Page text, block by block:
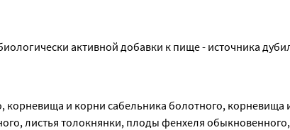
активной добавки к пище - источника
корневища и корни сабельника болотного,
листья толокнянки, плоды фенхеля